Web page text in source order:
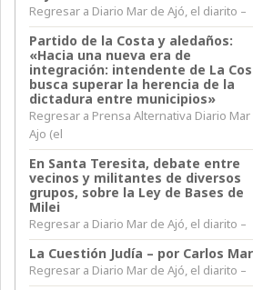
Regresar a Diario Mar de Ajó, el diarito –
Partido de la Costa y aledaños:
«Hacia una nueva era de
integración: intendente de La
busca superar la herencia de la
dictadura entre municipios»
Regresar a Prensa Alternativa Diario Mar
Ajo (el
En Santa Teresita, debate entre
vecinos y militantes de diversos
grupos, sobre la Ley de Bases de
Milei
Regresar a Diario Mar de Ajó, el diarito –
La Cuestión Judía – por Carlos
Regresar a Diario Mar de Ajó, el diarito –